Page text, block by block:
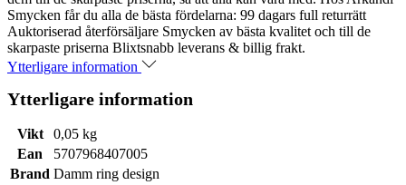
Smycken får du alla de bästa fördelarna: 99 dagars full returrätt
Auktoriserad återförsäljare Smycken av bästa kvalitet och till de
skarpaste priserna Blixtsnabb leverans & billig frakt.
Ytterligare information
Ytterligare information
Vikt
0,05 kg
Ean
5707968407005
Brand Damm ring design